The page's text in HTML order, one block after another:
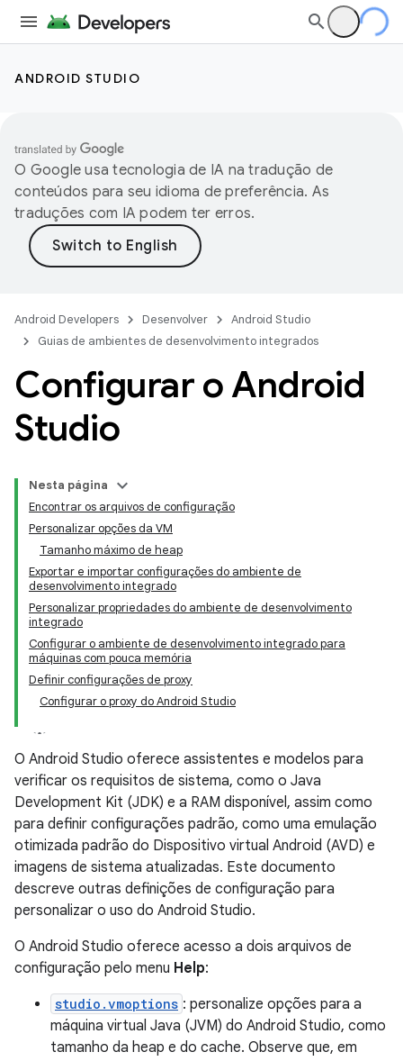
ANDROID STUDIO
O Google usa tecnologia de IA na tradução de
conteúdos para seu idioma de preferência. As
traduções com IA podem ter erros.
Android Developers Desenvolver
Android Studio
Guias de ambientes de desenvolvimento integrados
Configurar o Android
Studio
Nesta página
Encontrar os arquivos de configuração
Personalizar opções da VM
Tamanho máximo de heap
Exportar e importar configurações do ambiente de
desenvolvimento integrado
Personalizar propriedades do ambiente de desenvolvimento
integrado
Configurar o ambiente de desenvolvimento integrado para
máquinas com pouca memória
Definir configurações de proxy
Configurar o proxy do Android Studio
O Android Studio oferece assistentes e modelos para
verificar os requisitos de sistema, como o Java
Development Kit (JDK) e a RAM disponível, assim como
para definir configurações padrão, como uma emulação
otimizada padrão do Dispositivo virtual Android (AVD) e
imagens de sistema atualizadas. Este documento
descreve outras definições de configuração para
personalizar o uso do Android Studio.
O Android Studio oferece acesso a dois arquivos de
configuração pelo menu Help:
studio.vmoptions : personalize opções para a
máquina virtual Java (JVM) do Android Studio, como
tamanho da heap e do cache. Observe que, em